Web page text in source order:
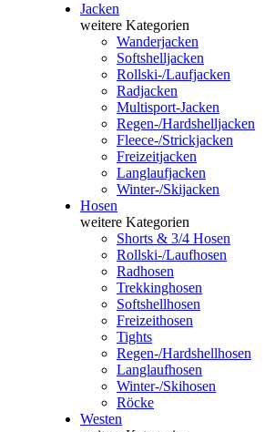
Jacken
weitere Kategorien
Wanderjacken
Softshelljacken
Rollski-/Laufjacken
Radjacken
Multisport-Jacken
Regen-/Hardshelljacken
Fleece-/Strickjacken
Freizeitjacken
Langlaufjacken
Winter-/Skijacken
Hosen
weitere Kategorien
Shorts & 3/4 Hosen
Rollski-/Laufhosen
Radhosen
Trekkinghosen
Softshellhosen
Freizeithosen
Tights
Regen-/Hardshellhosen
Langlaufhosen
Winter-/Skihosen
Röcke
Westen